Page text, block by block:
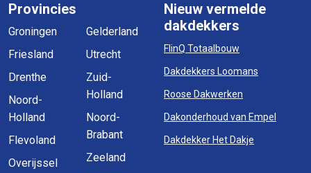
Provincies
Groningen
Friesland
Drenthe
Noord-
Holland
Flevoland
Overijssel
Gelderland
Utrecht
Zuid-
Holland
Noord-
Brabant
Zeeland
Nieuw vermelde
dakdekkers
FlinQ Totaalbouw
Dakdekkers Loomans
Roose Dakwerken
Dakonderhoud van Empel
Dakdekker Het Dakje